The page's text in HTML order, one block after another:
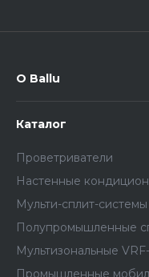
О Ballu
Каталог
Проветриватели
Настенные
Мульти-сплит-системы
Полупромышленные
Мультизональные
Промышленные